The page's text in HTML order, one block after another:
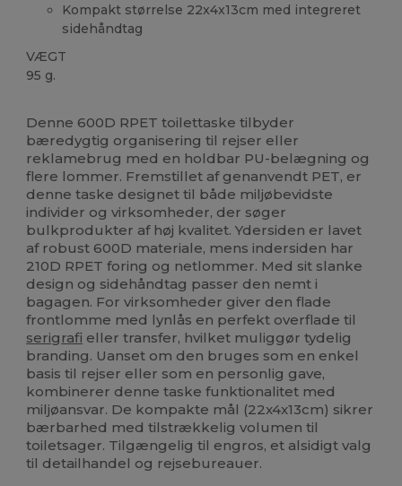
Kompakt størrelse 22x4x13cm med integreret
sidehåndtag
VÆGT
95 g.
Denne 600D RPET toilettaske tilbyder
bæredygtig organisering til rejser eller
reklamebrug med en holdbar PU-belægning og
flere lommer. Fremstillet af genanvendt PET, er
denne taske designet til både miljøbevidste
individer og virksomheder, der søger
bulkprodukter af høj kvalitet. Ydersiden er lavet
af robust 600D materiale, mens indersiden har
210D RPET foring og netlommer. Med sit slanke
design og sidehåndtag passer den nemt i
bagagen. For virksomheder giver den flade
frontlomme med lynlås en perfekt overflade til
serigrafi eller transfer, hvilket muliggør tydelig
branding. Uanset om den bruges som en enkel
basis til rejser eller som en personlig gave,
kombinerer denne taske funktionalitet med
miljøansvar. De kompakte mål (22x4x13cm) sikrer
bærbarhed med tilstrækkelig volumen til
toiletsager. Tilgængelig til engros, et alsidigt valg
til detailhandel og rejsebureauer.